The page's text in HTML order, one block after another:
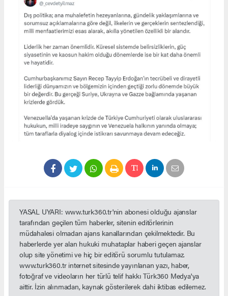
YASAL UYARI: www.turk360.tr'nin abonesi olduğu ajanslar
tarafından geçilen tüm haberler, sitenin editörlerinin
müdahalesi olmadan ajans kanallarından çekilmektedir. Bu
haberlerde yer alan hukuki muhataplar haberi geçen ajanslar
olup site yönetimi ve hiç bir editörü sorumlu tutulamaz.
www.turk360.tr internet sitesinde yayınlanan yazı, haber,
fotoğraf ve videoların her türlü telif hakkı Türk360 Medya'ya
aittir. İzin alınmadan, kaynak gösterilerek dahi iktibas edilemez.